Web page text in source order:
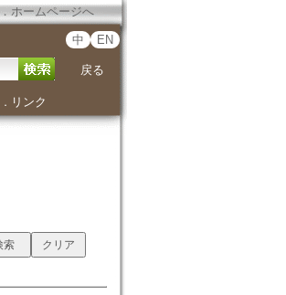
． ホームページへ
中 EN
戻る
． リンク